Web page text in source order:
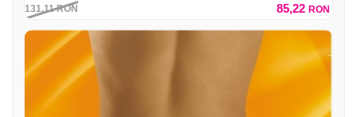
131,11RON 85,22 RON